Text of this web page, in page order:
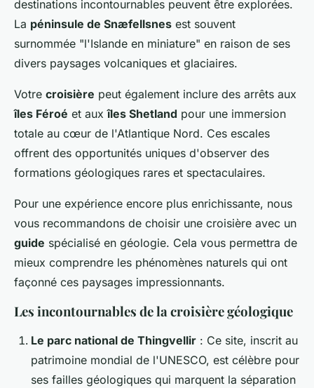
destinations incontournables peuvent être explorées.
La péninsule de Snæfellsnes est souvent
surnommée "l'Islande en miniature" en raison de ses
divers paysages volcaniques et glaciaires.
Votre croisière peut également inclure des arrêts aux
îles Féroé et auxîles Shetland pour une immersion
totale au cœur de l'Atlantique Nord. Ces escales
offrent des opportunités uniques d'observer des
formations géologiques rares et spectaculaires.
Pour une expérience encore plus enrichissante, nous
vous recommandons de choisir une croisière avec un
guide spécialisé en géologie. Cela vous permettra de
mieux comprendre les phénomènes naturels qui ont
façonné ces paysages impressionnants.
Les incontournables de la croisière géologique
Le parc national de Thingvellir : Ce site, inscrit au
patrimoine mondial de l'UNESCO, est célèbre pour
ses failles géologiques qui marquent la séparation